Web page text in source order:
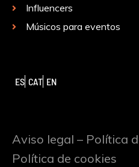
Influencers
Músicos para eventos
ES CAT EN
Aviso legal – Política
Política de cookies